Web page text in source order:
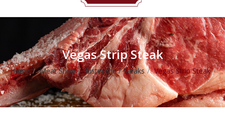
Vegas Strip Steak
Home Meat Shop Bistecche / Steaks Vegas Strip Steak